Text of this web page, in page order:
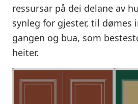
ressursar på dei delane av
synleg for gjester, til dømes
gangen og bua, som
heiter.